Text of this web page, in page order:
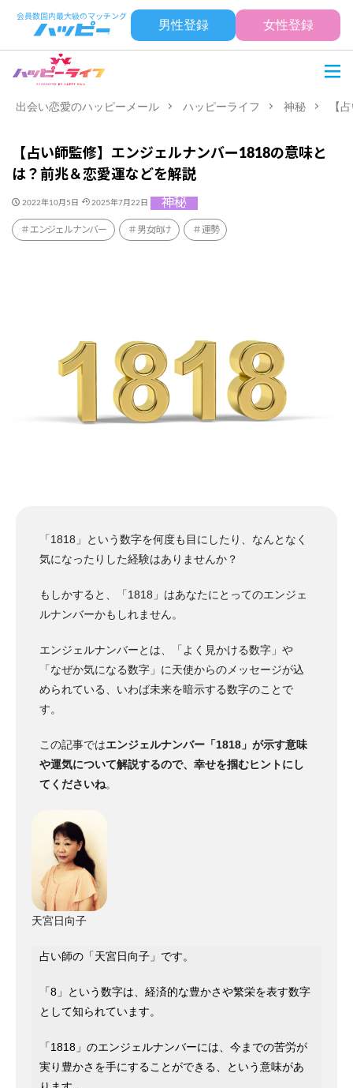
男性登録 女性登録
出会い恋愛のハッピーメール ハッピーライフ 神秘 【
【占い師監修】エンジェルナンバー1818の意味と
は？前兆＆恋愛運などを解説
2022年10月5日 2025年7月22日 神秘
エンジェルナンバー 男女向け 運勢
「1818」という数字を何度も目にしたり、なんとなく
気になったりした経験はありませんか？
もしかすると、「1818」はあなたにとってのエンジェ
ルナンバーかもしれません。
エンジェルナンバーとは、「よく見かける数字」や
「なぜか気になる数字」に天使からのメッセージが込
められている、いわば未来を暗示する数字のことで
す。
この記事ではエンジェルナンバー「1818」が示す意味
や運気について解説するので、幸せを掴むヒントにし
てくださいね。
天宮日向子
占い師の「天宮日向子」です。
「8」という数字は、経済的な豊かさや繁栄を表す数字
として知られています。
「1818」のエンジェルナンバーには、今までの苦労が
実り豊かさを手にすることができる、という意味があ